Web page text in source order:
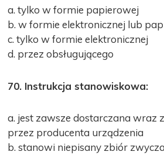
a. tylko w formie papierowej
b. w formie elektronicznej lub
c. tylko w formie elektronicznej
d. przez obsługującego
70. Instrukcja stanowiskowa:
a. jest zawsze dostarczana wraz
przez producenta urządzenia
b. stanowi niepisany zbiór